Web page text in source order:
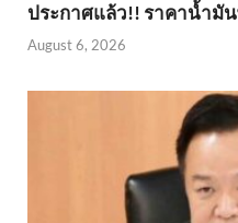
ประกาศแล้ว!! ราคาน้ำมัน
August 6, 2026